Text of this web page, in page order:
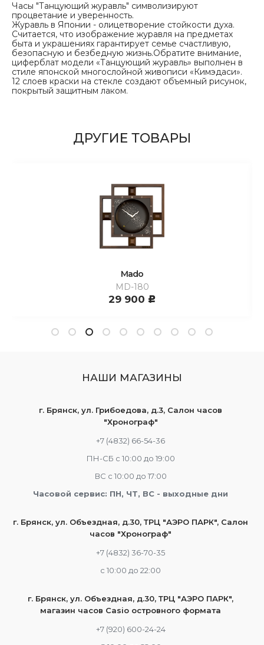
Часы "Танцующий журавль" символизируют
процветание и уверенность.
Журавль в Японии - олицетворение стойкости духа.
Считается, что изображение журавля на предметах
быта и украшениях гарантирует семье счастливую,
безопасную и безбедную жизнь.Обратите внимание,
циферблат модели «Танцующий журавль» выполнен в
стиле японской многослойной живописи «Кимэдаси».
12 слоев краски на стекле создают объемный рисунок,
покрытый защитным лаком.
ДРУГИЕ ТОВАРЫ
Mado
MD-180
29 900 c
НАШИ МАГАЗИНЫ
г. Брянск, ул. Грибоедова, д.3, Салон часов
"Хронограф"
+7 (4832) 66-54-36
ПН-СБ с 10:00 до 19:00
ВС с 10:00 до 17:00
Часовой сервис: ПН, ЧТ, ВС - выходные дни
г. Брянск, ул. Объездная, д.30, ТРЦ "АЭРО ПАРК", Салон
часов "Хронограф"
+7 (4832) 36-70-35
c 10:00 до 22:00
г. Брянск, ул. Объездная, д.30, ТРЦ "АЭРО ПАРК",
магазин часов Casio островного формата
+7 (920) 600-24-24